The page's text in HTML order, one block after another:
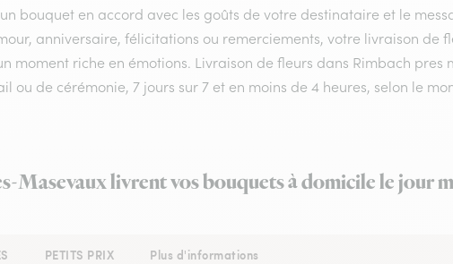
bouquet en accord avec les goûts de votre destinataire et le
anniversaire, félicitations ou remerciements, votre livraison de
moment riche en émotions. Livraison de fleurs dans Rimbach
ou de cérémonie, 7 jours sur 7 et en moins de 4 heures, selon le
Masevaux livrent vos bouquets à domicile le jour
PETITS PRIX Plus d'informations